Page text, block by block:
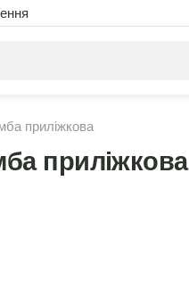
приліжкова
приліжкова